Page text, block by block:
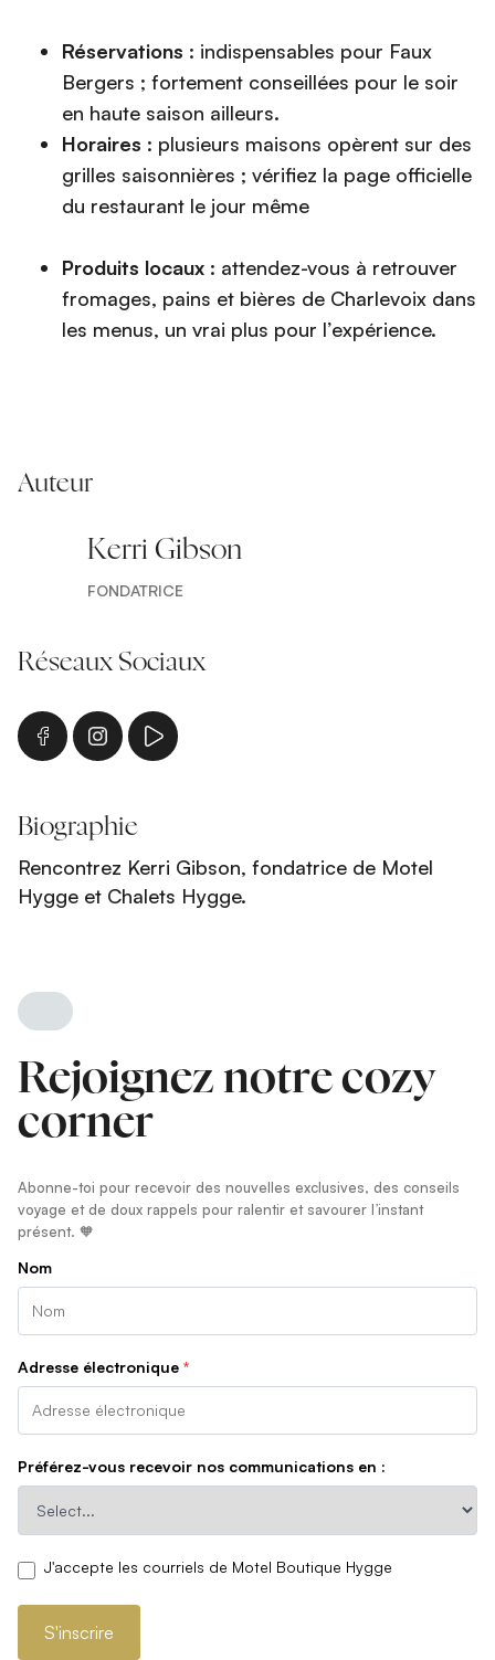
Réservations : indispensables pour Faux
Bergers ; fortement conseillées pour le soir
en haute saison ailleurs.
Horaires : plusieurs maisons opèrent sur des
grilles saisonnières ; vérifiez la page officielle
du restaurant le jour même
Produits locaux : attendez-vous à retrouver
fromages, pains et bières de Charlevoix dans
les menus, un vrai plus pour l’expérience.
Auteur
Kerri Gibson
FONDATRICE
Réseaux Sociaux
Biographie
Rencontrez Kerri Gibson, fondatrice de Motel
Hygge et Chalets Hygge.
Rejoignez notre cozy
corner
Abonne-toi pour recevoir des nouvelles exclusives, des conseils
voyage et de doux rappels pour ralentir et savourer l’instant
présent. 🧡
Nom
Adresse électronique *
Préférez-vous recevoir nos communications en :
J'accepte les courriels de Motel Boutique Hygge
S'inscrire